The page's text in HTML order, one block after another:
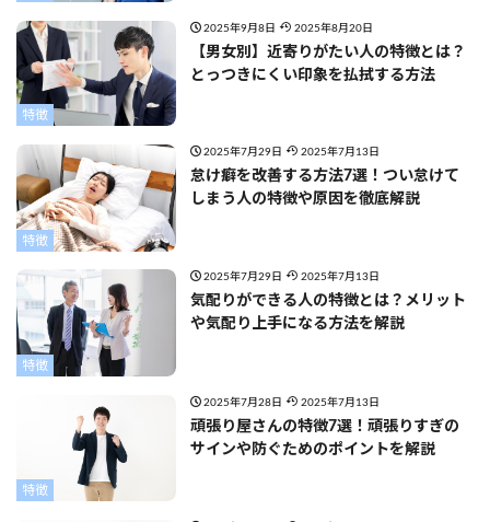
特徴
2025年9月8日 2025年8月20日
【男女別】近寄りがたい人の特徴とは？
とっつきにくい印象を払拭する方法
特徴
2025年7月29日 2025年7月13日
怠け癖を改善する方法7選！つい怠けて
しまう人の特徴や原因を徹底解説
特徴
2025年7月29日 2025年7月13日
気配りができる人の特徴とは？メリット
や気配り上手になる方法を解説
特徴
2025年7月28日 2025年7月13日
頑張り屋さんの特徴7選！頑張りすぎの
サインや防ぐためのポイントを解説